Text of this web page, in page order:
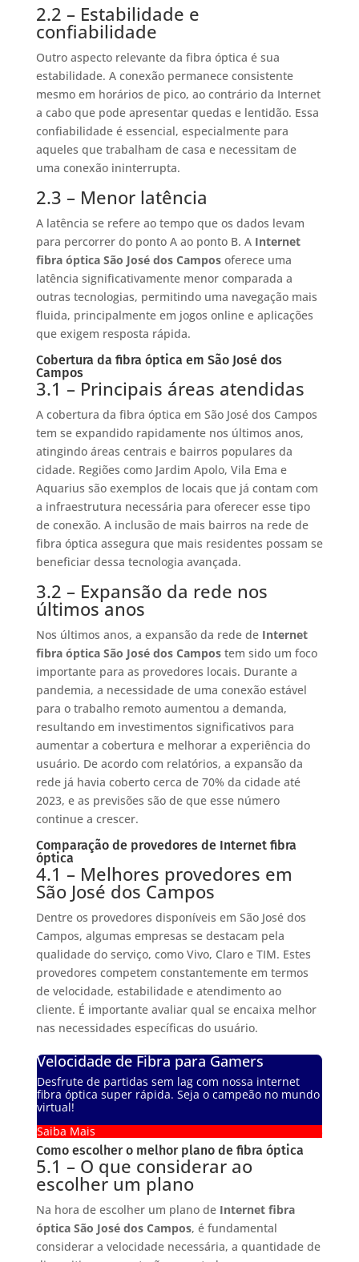
2.2 – Estabilidade e
confiabilidade
Outro aspecto relevante da fibra óptica é sua
estabilidade. A conexão permanece consistente
mesmo em horários de pico, ao contrário da Internet
a cabo que pode apresentar quedas e lentidão. Essa
confiabilidade é essencial, especialmente para
aqueles que trabalham de casa e necessitam de
uma conexão ininterrupta.
2.3 – Menor latência
A latência se refere ao tempo que os dados levam
para percorrer do ponto A ao ponto B. A Internet
fibra óptica São José dos Camposoferece uma
latência significativamente menor comparada a
outras tecnologias, permitindo uma navegação mais
fluida, principalmente em jogos online e aplicações
que exigem resposta rápida.
Cobertura da fibra óptica em São José dos
Campos
3.1 – Principais áreas atendidas
A cobertura da fibra óptica em São José dos Campos
tem se expandido rapidamente nos últimos anos,
atingindo áreas centrais e bairros populares da
cidade. Regiões como Jardim Apolo, Vila Ema e
Aquarius são exemplos de locais que já contam com
a infraestrutura necessária para oferecer esse tipo
de conexão. A inclusão de mais bairros na rede de
fibra óptica assegura que mais residentes possam se
beneficiar dessa tecnologia avançada.
3.2 – Expansão da rede nos
últimos anos
Nos últimos anos, a expansão da rede de Internet
fibra óptica São José dos Campostem sido um foco
importante para as provedores locais. Durante a
pandemia, a necessidade de uma conexão estável
para o trabalho remoto aumentou a demanda,
resultando em investimentos significativos para
aumentar a cobertura e melhorar a experiência do
usuário. De acordo com relatórios, a expansão da
rede já havia coberto cerca de 70% da cidade até
2023, e as previsões são de que esse número
continue a crescer.
Comparação de provedores de Internet fibra
óptica
4.1 – Melhores provedores em
São José dos Campos
Dentre os provedores disponíveis em São José dos
Campos, algumas empresas se destacam pela
qualidade do serviço, como Vivo, Claro e TIM. Estes
provedores competem constantemente em termos
de velocidade, estabilidade e atendimento ao
cliente. É importante avaliar qual se encaixa melhor
nas necessidades específicas do usuário.
Velocidade de Fibra para Gamers
Desfrute de partidas sem lag com nossa internet
fibra óptica super rápida. Seja o campeão no mundo
virtual!
Saiba Mais
Como escolher o melhor plano de fibra óptica
5.1 – O que considerar ao
escolher um plano
Na hora de escolher um plano de Internet fibra
óptica São José dos Campos, é fundamental
considerar a velocidade necessária, a quantidade de